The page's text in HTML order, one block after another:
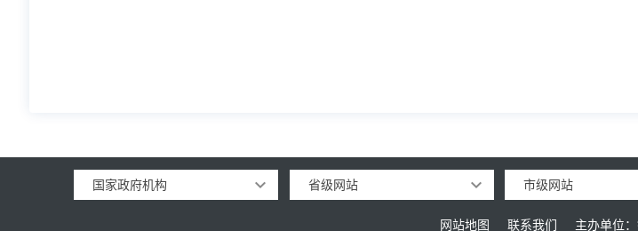
国家政府机构 省级网站 市级网站
网站地图 联系我们 主办单位